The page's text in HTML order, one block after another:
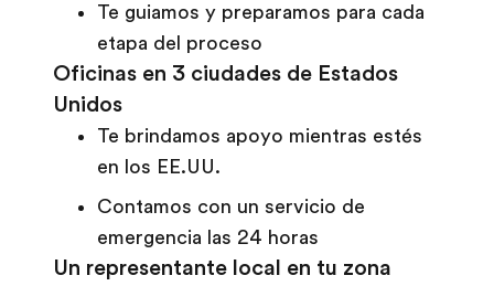
Te guiamos y preparamos para cada
etapa del proceso
Oficinas en 3 ciudades de Estados
Unidos
Te brindamos apoyo mientras estés
en los EE.UU.
Contamos con un servicio de
emergencia las 24 horas
Un representante local en tu zona